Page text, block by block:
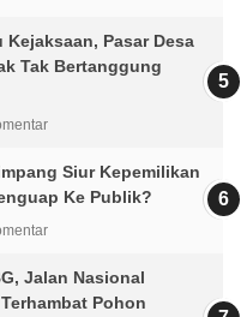
Pasar Desa
Tak Bertanggung
Siur Kepemilikan
Ke Publik?
Jalan Nasional
Pohon